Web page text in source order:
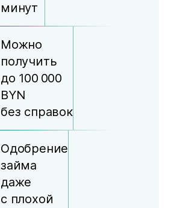
минут
Можно
получить
до 100 000
BYN
без справок
Одобрение
займа
даже
с плохой